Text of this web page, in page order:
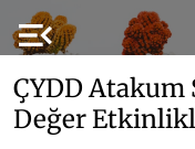
menu_open
ÇYDD Atakum
Değer